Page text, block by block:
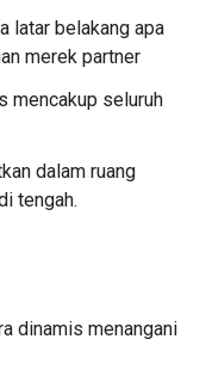
latar belakang apa
merek partner
mencakup seluruh
dalam ruang
tengah.
dinamis menangani